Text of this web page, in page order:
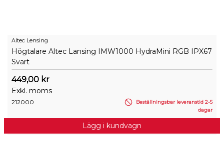
Altec Lensing
Högtalare Altec Lansing IMW1000 HydraMini RGB IPX67
Svart
449,00 kr
Exkl. moms
212000
Beställningsbar leveranstid 2-5
dagar
Lägg i kundvagn